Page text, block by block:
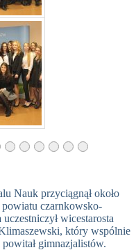
Nauk przyciągnął około
czarnkowsko-
wicestarosta
który wspólnie
gimnazjalistów.